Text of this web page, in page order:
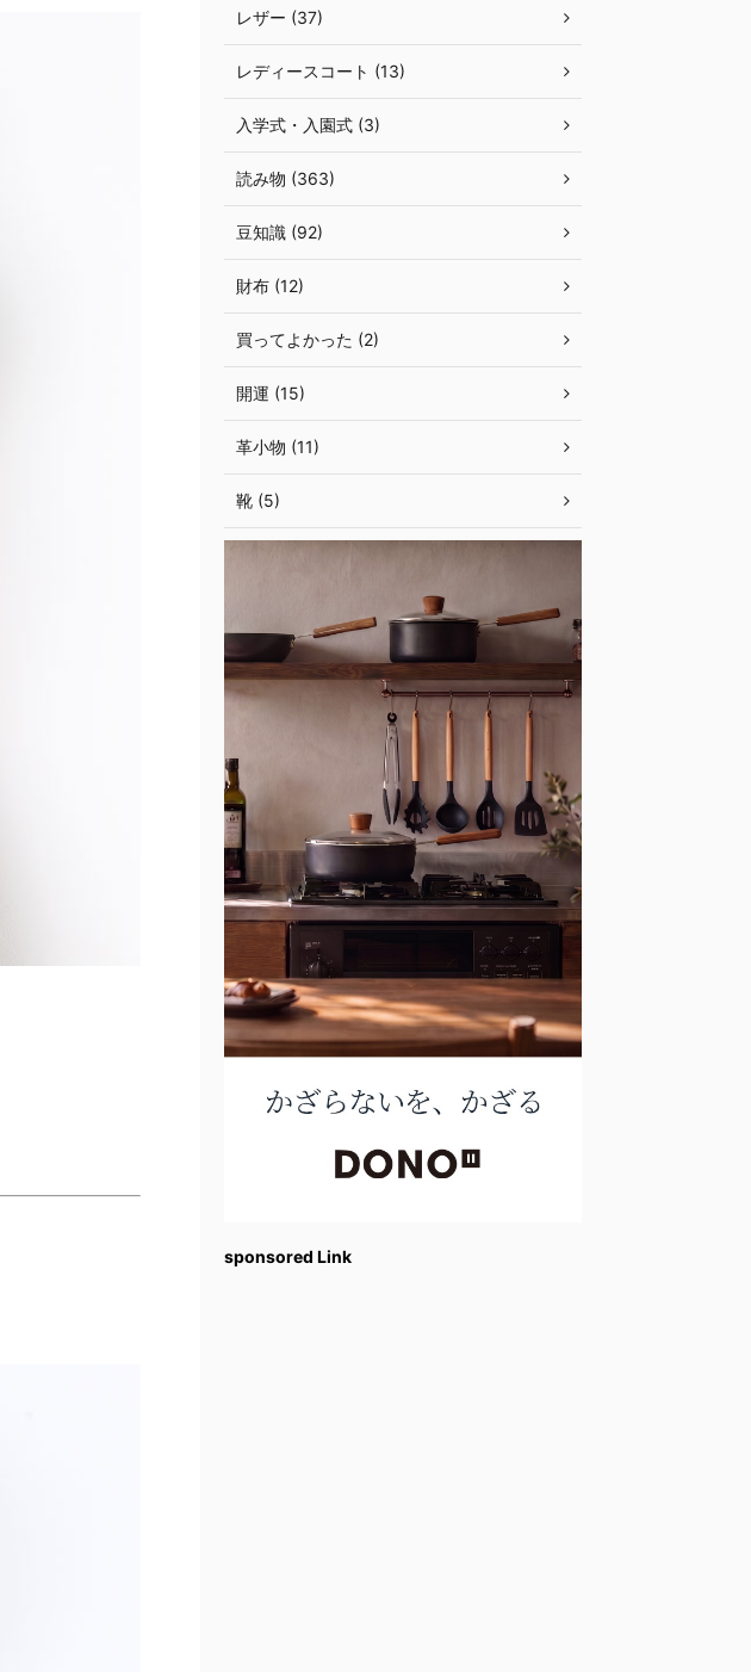
レザー (37)
レディースコート (13)
入学式・入園式 (3)
読み物 (363)
豆知識 (92)
財布 (12)
買ってよかった (2)
開運 (15)
革小物 (11)
靴 (5)
sponsored Link